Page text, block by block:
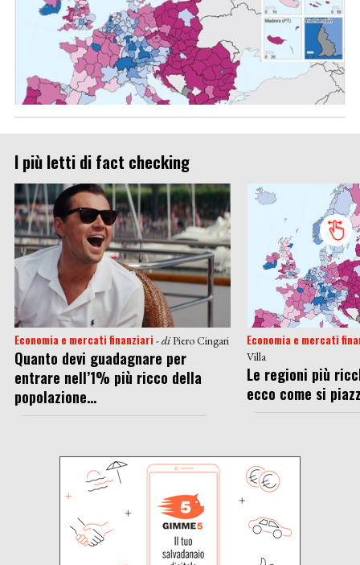
I più letti di fact checking
Economia e mercati finanziari - diPiero Cingari
Quanto devi guadagnare per
entrare nell’1% più ricco della
popolazione...
Economia e mercati
Villa
Le regioni più
ecco come si